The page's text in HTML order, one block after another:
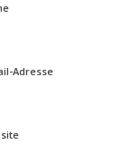
Adresse